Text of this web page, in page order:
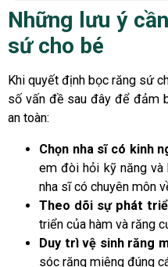
Những lưu ý
sứ cho bé
Khi quyết định bọc răng sứ
số vấn đề sau đây để đảm
an toàn:
Chọn nha sĩ có kinh
em đòi hỏi kỹ năng và
nha sĩ có chuyên môn
Theo dõi sự phát
triển của hàm và răng
Duy trì vệ sinh răng
sóc răng miệng đúng